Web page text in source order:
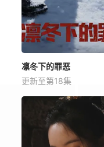
凛冬下的罪恶
更新至第18集